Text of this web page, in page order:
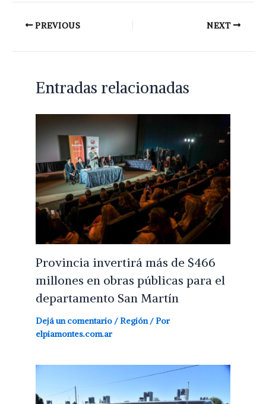
PREVIOUS NEXT
Entradas relacionadas
Provincia invertirá más de $466
millones en obras públicas para el
departamento San Martín
Dejá un comentario /Región/ Por
elpiamontes.com.ar